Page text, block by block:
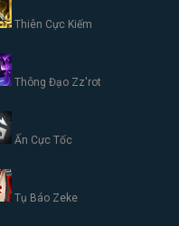
Thiên Cực Kiếm
Thông Đạo Zz'rot
Ấn Cực Tốc
Tụ Báo Zeke